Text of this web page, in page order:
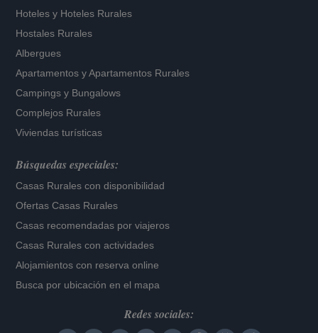
Hoteles y Hoteles Rurales
Hostales Rurales
Albergues
Apartamentos yApartamentos Rurales
Campings y Bungalows
Complejos Rurales
Viviendas turísticas
Búsquedas especiales:
Casas Rurales con disponibilidad
Ofertas Casas Rurales
Casas recomendadas por viajeros
Casas Rurales con actividades
Alojamientos con reserva online
Busca por ubicación en el mapa
Redes sociales: